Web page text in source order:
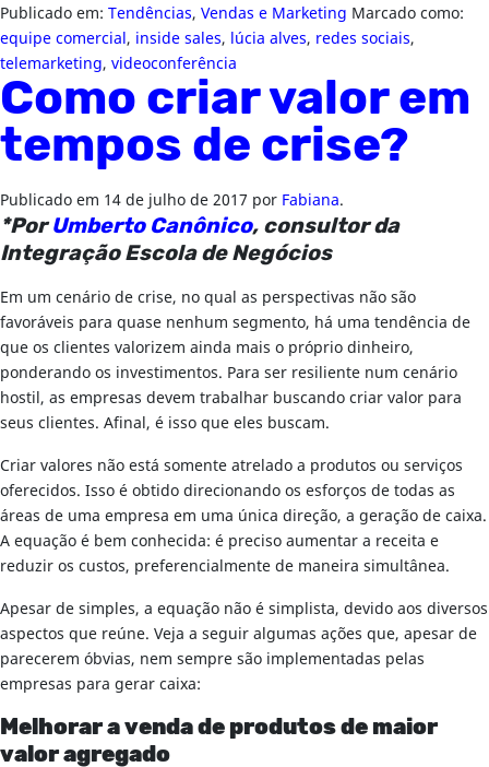
Publicado em: Tendências, Vendas e Marketing Marcado como:
equipe comercial, inside sales, lúcia alves, redes sociais,
telemarketing, videoconferência
Como criar valor em
tempos de crise?
Publicado em 14 de julho de 2017 por Fabiana.
*PorUmberto Canônico, consultor da
Integração Escola de Negócios
Em um cenário de crise, no qual as perspectivas não são
favoráveis para quase nenhum segmento, há uma tendência de
que os clientes valorizem ainda mais o próprio dinheiro,
ponderando os investimentos. Para ser resiliente num cenário
hostil, as empresas devem trabalhar buscando criar valor para
seus clientes. Afinal, é isso que eles buscam.
Criar valores não está somente atrelado a produtos ou serviços
oferecidos. Isso é obtido direcionando os esforços de todas as
áreas de uma empresa em uma única direção, a geração de caixa.
A equação é bem conhecida: é preciso aumentar a receita e
reduzir os custos, preferencialmente de maneira simultânea.
Apesar de simples, a equação não é simplista, devido aos diversos
aspectos que reúne. Veja a seguir algumas ações que, apesar de
parecerem óbvias, nem sempre são implementadas pelas
empresas para gerar caixa:
Melhorar a venda de produtos de maior
valor agregado